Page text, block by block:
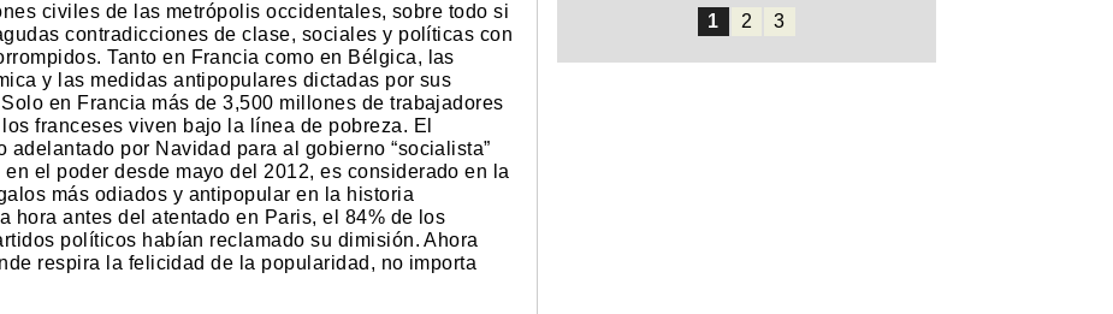
civiles de las metrópolis occidentales, sobre todo si
contradicciones de clase, sociales y políticas con
Tanto en Francia como en Bélgica, las
y las medidas antipopulares dictadas por sus
en Francia más de 3,500 millones de trabajadores
franceses viven bajo la línea de pobreza. El
por Navidad para al gobierno “socialista”
el poder desde mayo del 2012, es considerado en la
más odiados y antipopular en la historia
hora antes del atentado en Paris, el 84% de los
políticos habían reclamado su dimisión. Ahora
respira la felicidad de la popularidad, no importa
1 2 3